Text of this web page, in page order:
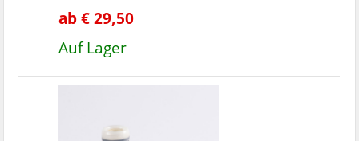
ab € 29,50
Auf Lager